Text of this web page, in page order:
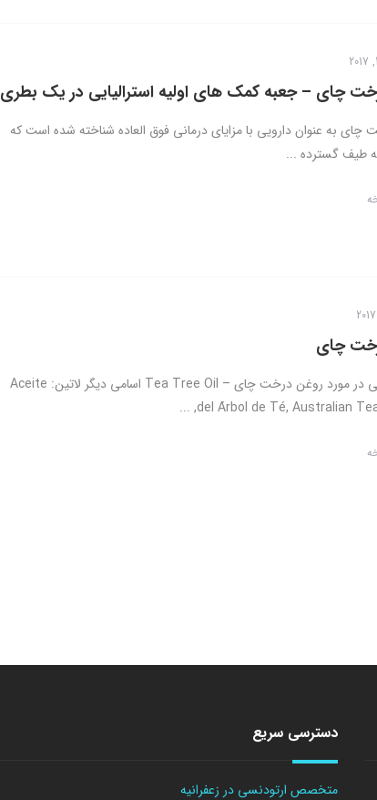
چای – جعبه کمک های اولیه استرالیایی در یک بطری
به عنوان دارویی با مزایای درمانی فوق العاده شناخته شده است که
طیف گسترده ...
چای
اطلاعات کلی در مورد روغن درخت چای – Tea Tree Oil اسامی دیگر لاتین: Aceite
del Árbol de Té, Australian Tea
دسترسی سریع
متخصص ارتودنسی در زعفرانیه